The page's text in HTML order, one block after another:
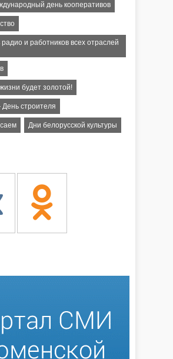
день кооперативов
и работников всех отраслей
будет золотой!
День строителя
Дни белорусской культуры